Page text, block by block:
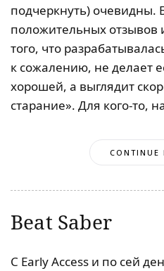
подчеркнуть) очевидны.
положительных отзывов
того, что
к сожалению, не делает
хорошей, а выглядит
старание». Для кого-то,
CONTINUE
Beat Saber
С Early Access и по сей